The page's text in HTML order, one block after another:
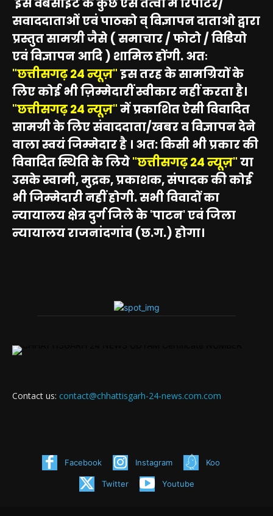
इस वेबसाइट के कुछ ऐसे तत्वों में रिपोर्टर/
सवाददाताओं एवं पाठको व् विज्ञापन दाताओ द्वारा
प्रस्तुत सामग्री जैसे ( समाचार / फोटो / विडियो
एवं विज्ञापन आदि ) शामिल होंगी. अतः
"छत्तीसगढ़ 24 न्यूज़"इस तरह के सामग्रियों के
लिए कोई भी ज़िम्मेदारीं स्वीकार नहीं करता है।
"छत्तीसगढ़ 24 न्यूज़"में प्रकाशित ऐसी विवादित
सामग्री के लिए संवाददाता/खबर व विज्ञापन देने
वाला स्वयं जिम्मेदार है । अत: किसी भी प्रकार की
विवादित स्थिति के लिये"छत्तीसगढ़ 24 न्यूज़"या
उसके स्वामी, मुद्रक, प्रकाशक, संपादक की कोई
भी जिम्मेदारी नहीं होगी. सभी विवादों का
न्यायालय क्षेत्र दुर्ग जिले के 'पाटन' एवं जिला
न्यायालय राजनांदगांव (छ.ग.) होगा।
Contact us: contact@chhattisgarh-24-news.com.com
Facebook Instagram Koo
Twitter Youtube